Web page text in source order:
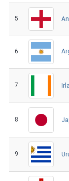
5
6
7
8
9